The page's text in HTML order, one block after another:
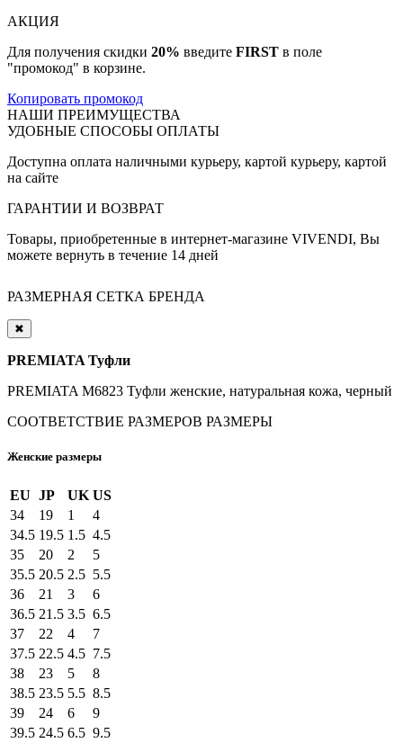
АКЦИЯ
Для получения скидки 20% введите FIRST в поле
"промокод" в корзине.
Копировать промокод
НАШИ ПРЕИМУЩЕСТВА
УДОБНЫЕ СПОСОБЫ ОПЛАТЫ
Доступна оплата наличными курьеру, картой курьеру, картой
на сайте
ГАРАНТИИ И ВОЗВРАТ
Товары, приобретенные в интернет-магазине VIVENDI, Вы
можете вернуть в течение 14 дней
РАЗМЕРНАЯ СЕТКА БРЕНДА
✖
PREMIATA Туфли
PREMIATA M6823 Туфли женские, натуральная кожа, черный
СООТВЕТСТВИЕ РАЗМЕРОВ РАЗМЕРЫ
Женские размеры
EU JP UK US
34
19 1
4
34.5 19.5 1.5 4.5
35
20 2
5
35.5 20.5 2.5 5.5
36
21 3
6
36.5 21.5 3.5 6.5
37
22 4
7
37.5 22.5 4.5 7.5
38
23 5
8
38.5 23.5 5.5 8.5
39
24 6
9
39.5 24.5 6.5 9.5